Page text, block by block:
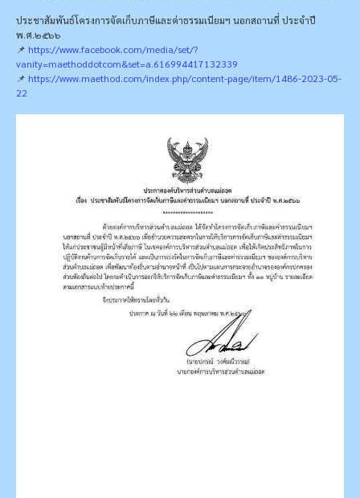
ประชาสัมพันธ์โครงการจัดเก็บภาษีและค่าธรรมเนียมฯ นอกสถานที่ ประจำปี
พ.ศ.๒๕๖๖
📌 https://www.facebook.com/media/set/?
vanity=maethoddotcom&set=a.616994417132339
📌 https://www.maethod.com/index.php/content-page/item/1486-2023-05-
22